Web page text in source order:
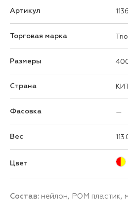
Артикул
Торговая марка
Размеры
Страна
Фасовка —
Вес
Цвет
Состав: нейлон, POM пластик,